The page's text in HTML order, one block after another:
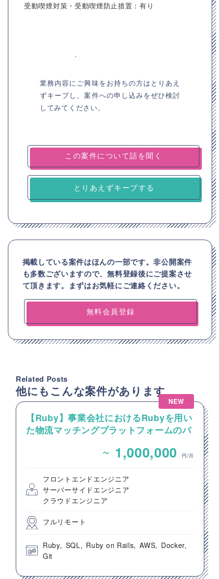
受動喫煙対策・受動喫煙防止措置：有り
業務内容にご興味をお持ちの方はとりあえ
ずキープし、案件への申し込みをぜひ検討
してみてください。
とりあえずキープする
掲載している案件はほんの一部です。非公開案件
も多数ございますので、無料登録後にご提案させ
て頂きます。まずはお気軽にご連絡ください。
無料会員登録
Related Posts
他にもこんな案件があります
NEW
【Ruby】事業会社におけるRubyを用い
た物流マッチングプラットフォームのバ
~ 1,000,000 円/月
フロントエンドエンジニア
サーバーサイドエンジニア
クラウドエンジニア
フルリモート
Ruby SQL Ruby on Rails AWS
Docker
Git